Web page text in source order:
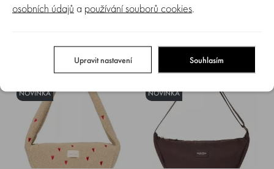
999 Kč 1 249 Kč
NOVINKA NOVINKA
osobních údajů a používání souborů cookies.
Upravit nastavení Souhlasím